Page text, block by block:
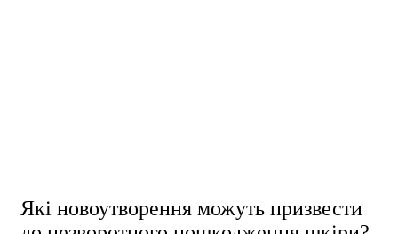
Які новоутворення можуть призвести